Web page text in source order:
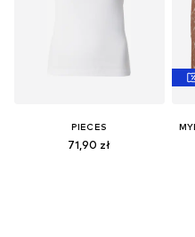
PIECES
71,90 zł